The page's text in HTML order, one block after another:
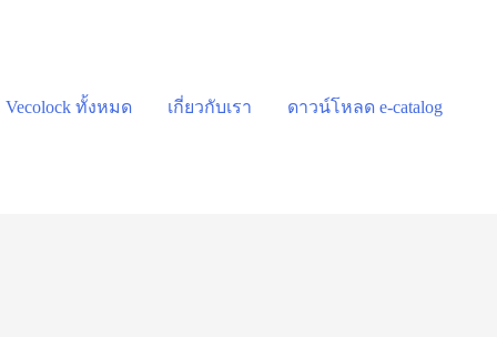
ทั้งหมด เกี่ยวกับเรา ดาวน์โหลด e-catalog